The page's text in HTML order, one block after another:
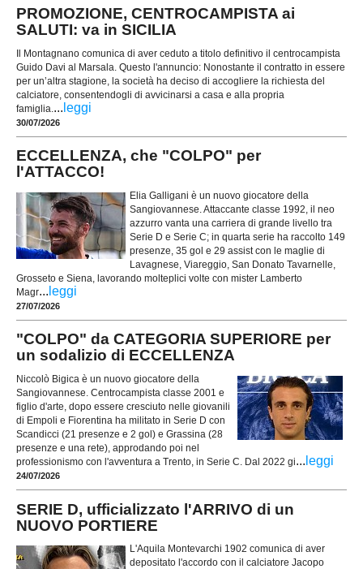
PROMOZIONE, CENTROCAMPISTA ai
SALUTI: va in SICILIA
Il Montagnano comunica di aver ceduto a titolo definitivo il centrocampista
Guido Davi al Marsala. Questo l'annuncio: Nonostante il contratto in essere
per un’altra stagione, la società ha deciso di accogliere la richiesta del
calciatore, consentendogli di avvicinarsi a casa e alla propria
famiglia. ... leggi
30/07/2026
ECCELLENZA, che "COLPO" per
l'ATTACCO!
Elia Galligani è un nuovo giocatore della
Sangiovannese. Attaccante classe 1992, il neo
azzurro vanta una carriera di grande livello tra
Serie D e Serie C; in quarta serie ha raccolto 149
presenze, 35 gol e 29 assist con le maglie di
Lavagnese, Viareggio, San Donato Tavarnelle,
Grosseto e Siena, lavorando molteplici volte con mister Lamberto
Magr... leggi
27/07/2026
"COLPO" da CATEGORIA SUPERIORE per
un sodalizio di ECCELLENZA
Niccolò Bigica è un nuovo giocatore della
Sangiovannese. Centrocampista classe 2001 e
figlio d'arte, dopo essere cresciuto nelle giovanili
di Empoli e Fiorentina ha militato in Serie D con
Scandicci (21 presenze e 2 gol) e Grassina (28
presenze e una rete), approdando poi nel
professionismo con l'avventura a Trento, in Serie C. Dal 2022 gi... leggi
24/07/2026
SERIE D, ufficializzato l'ARRIVO di un
NUOVO PORTIERE
L'Aquila Montevarchi 1902 comunica di aver
depositato l'accordo con il calciatore Jacopo